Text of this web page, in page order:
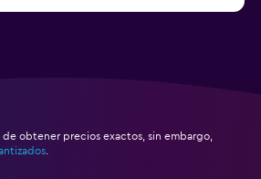
obtener precios exactos, sin embargo,